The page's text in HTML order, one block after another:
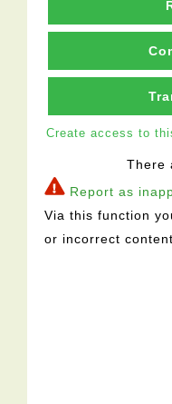
Create access to
There
Report as
Via this function
or incorrect content.